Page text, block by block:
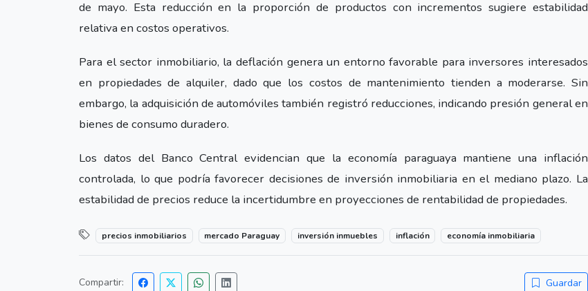
de mayo. Esta reducción en la proporción de productos con incrementos sugiere estabilidad
relativa en costos operativos.
Para el sector inmobiliario, la deflación genera un entorno favorable para inversores interesados
en propiedades de alquiler, dado que los costos de mantenimiento tienden a moderarse. Sin
embargo, la adquisición de automóviles también registró reducciones, indicando presión general en
bienes de consumo duradero.
Los datos del Banco Central evidencian que la economía paraguaya mantiene una inflación
controlada, lo que podría favorecer decisiones de inversión inmobiliaria en el mediano plazo. La
estabilidad de precios reduce la incertidumbre en proyecciones de rentabilidad de propiedades.
precios inmobiliarios mercado Paraguay inversión inmuebles inflación economía inmobiliaria
Compartir: Guardar